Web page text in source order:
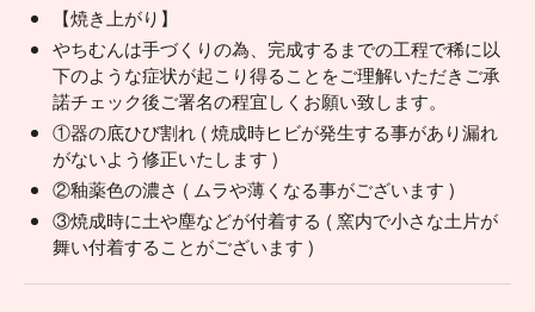
【焼き上がり】
やちむんは手づくりの為、完成するまでの工程で稀に以
下のような症状が起こり得ることをご理解いただきご承
諾チェック後ご署名の程宜しくお願い致します。
①器の底ひび割れ ( 焼成時ヒビが発生する事があり漏れ
がないよう修正いたします )
②釉薬色の濃さ ( ムラや薄くなる事がございます )
③焼成時に土や塵などが付着する ( 窯内で小さな土片が
舞い付着することがございます )